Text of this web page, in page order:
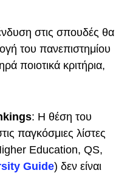
στις σπουδές θα
του πανεπιστημίου
ποιοτικά κριτήρια,
: Η θέση του
παγκόσμιες λίστες
Education, QS,
Guide) δεν είναι